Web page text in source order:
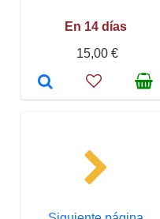
En 14 días
15,00 €